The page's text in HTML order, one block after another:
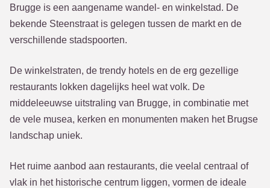
Brugge is een aangename wandel- en winkelstad. De
bekende Steenstraat is gelegen tussen de markt en de
verschillende stadspoorten.
De winkelstraten, de trendy hotels en de erg gezellige
restaurants lokken dagelijks heel wat volk. De
middeleeuwse uitstraling van Brugge, in combinatie met
de vele musea, kerken en monumenten maken het Brugse
landschap uniek.
Het ruime aanbod aan restaurants, die veelal centraal of
vlak in het historische centrum liggen, vormen de ideale